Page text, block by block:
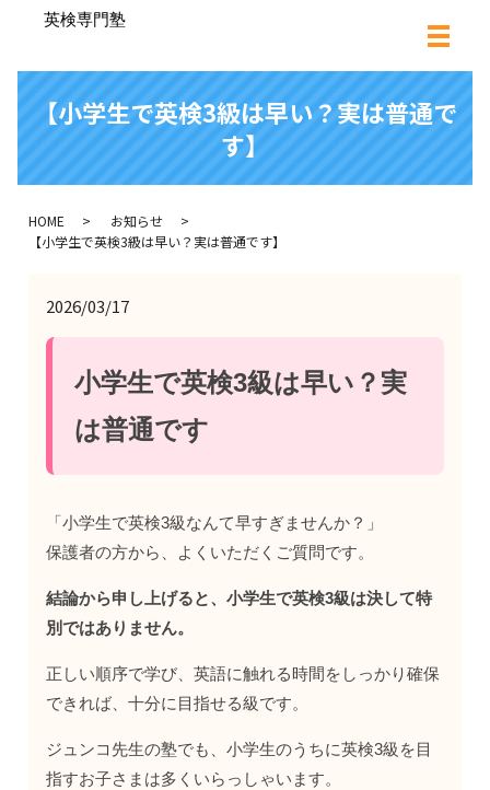
【小学生で英検3級は早い？実は普通で
す】
HOME
お知らせ
【小学生で英検3級は早い？実は普通です】
2026/03/17
小学生で英検3級は早い？実
は普通です
「小学生で英検3級なんて早すぎませんか？」
保護者の方から、よくいただくご質問です。
結論から申し上げると、小学生で英検3級は決して特
別ではありません。
正しい順序で学び、英語に触れる時間をしっかり確保
できれば、十分に目指せる級です。
ジュンコ先生の塾でも、小学生のうちに英検3級を目
指すお子さまは多くいらっしゃいます。